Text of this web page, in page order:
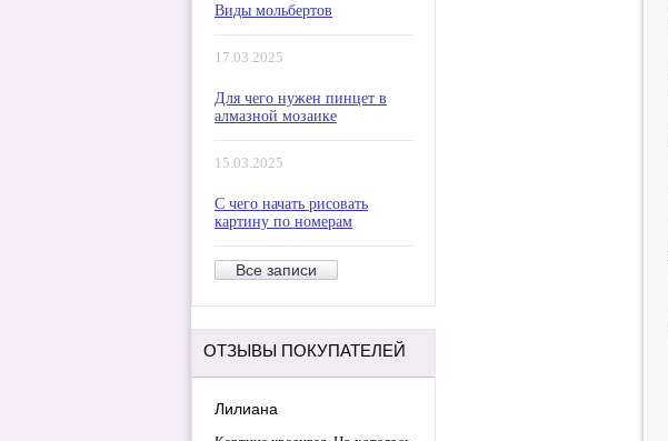
Виды мольбертов
17.03.2025
Для чего нужен пинцет в
алмазной мозаике
15.03.2025
С чего начать рисовать
картину по номерам
Все записи
ОТЗЫВЫ ПОКУПАТЕЛЕЙ
Лилиана